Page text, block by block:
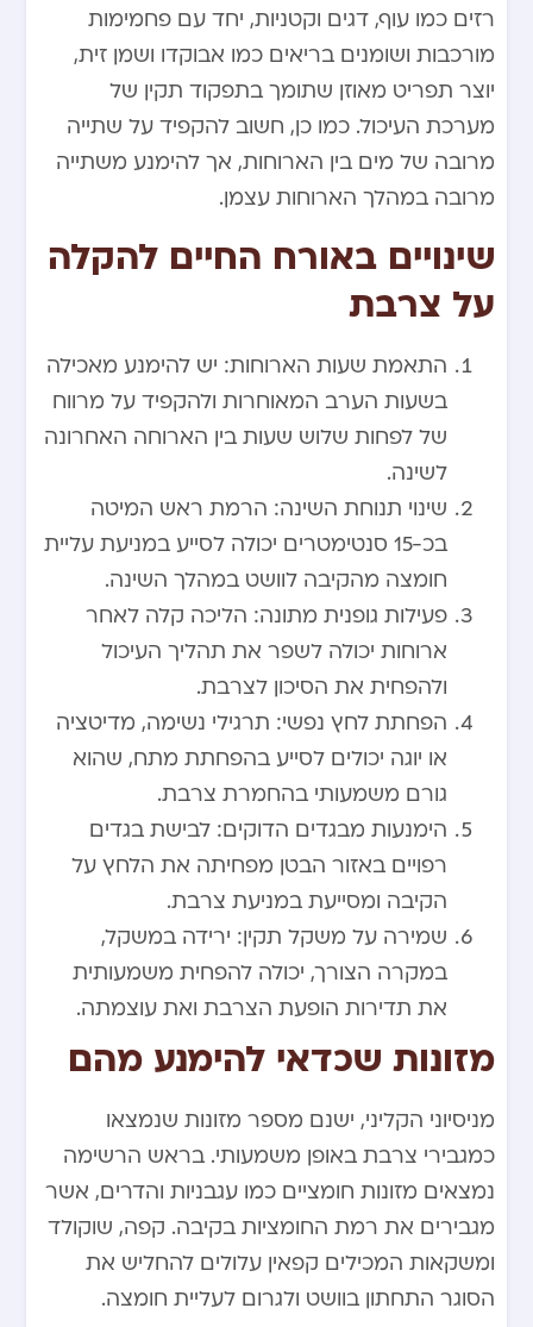
רזים כמו עוף, דגים וקטניות, יחד עם פחמימות
מורכבות ושומנים בריאים כמו אבוקדו ושמן זית,
יוצר תפריט מאוזן שתומך בתפקוד תקין של
מערכת העיכול. כמו כן, חשוב להקפיד על שתייה
מרובה של מים בין הארוחות, אך להימנע משתייה
מרובה במהלך הארוחות עצמן.
שינויים באורח החיים להקלה
על צרבת
התאמת שעות הארוחות: יש להימנע מאכילה
בשעות הערב המאוחרות ולהקפיד על מרווח
של לפחות שלוש שעות בין הארוחה האחרונה
לשינה.
שינוי תנוחת השינה: הרמת ראש המיטה
בכ-15 סנטימטרים יכולה לסייע במניעת עליית
חומצה מהקיבה לוושט במהלך השינה.
פעילות גופנית מתונה: הליכה קלה לאחר
ארוחות יכולה לשפר את תהליך העיכול
ולהפחית את הסיכון לצרבת.
הפחתת לחץ נפשי: תרגילי נשימה, מדיטציה
או יוגה יכולים לסייע בהפחתת מתח, שהוא
גורם משמעותי בהחמרת צרבת.
הימנעות מבגדים הדוקים: לבישת בגדים
רפויים באזור הבטן מפחיתה את הלחץ על
הקיבה ומסייעת במניעת צרבת.
שמירה על משקל תקין: ירידה במשקל,
במקרה הצורך, יכולה להפחית משמעותית
את תדירות הופעת הצרבת ואת עוצמתה.
מזונות שכדאי להימנע מהם
מניסיוני הקליני, ישנם מספר מזונות שנמצאו
כמגבירי צרבת באופן משמעותי. בראש הרשימה
נמצאים מזונות חומציים כמו עגבניות והדרים, אשר
מגבירים את רמת החומציות בקיבה. קפה, שוקולד
ומשקאות המכילים קפאין עלולים להחליש את
הסוגר התחתון בוושט ולגרום לעליית חומצה.